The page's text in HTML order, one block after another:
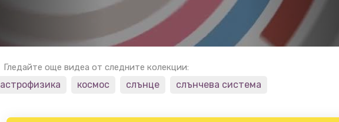
Гледайте още видеа от следните колекции:
астрофизика космос слънце слънчева система